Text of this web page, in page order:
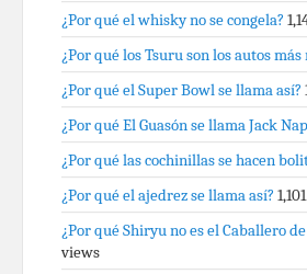
¿Por qué el whisky no se congela?
¿Por qué los Tsuru son los autos más
¿Por qué el Super Bowl se llama así?
¿Por qué El Guasón se llama Jack
¿Por qué las cochinillas se hacen
¿Por qué el ajedrez se llama así?
¿Por qué Shiryu no es el Caballero
views